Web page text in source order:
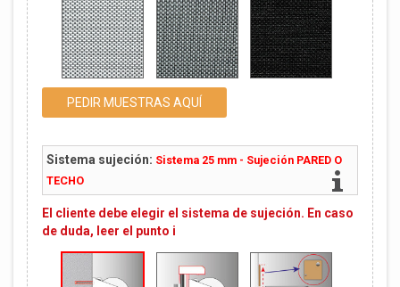
PEDIR MUESTRAS AQUÍ
Sistema sujeción: Sistema 25 mm - Sujeción PARED O
TECHO
El cliente debe elegir el sistema de sujeción. En caso
de duda, leer el punto i